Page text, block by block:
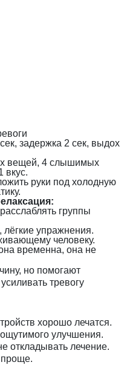
задержка 2 сек, выдох
вещей, 4 слышимых
вкус.
руки под холодную
группы
лёгкие упражнения.
человеку.
временна, она не
но помогают
тревогу
хорошо лечатся.
улучшения.
откладывать лечение.